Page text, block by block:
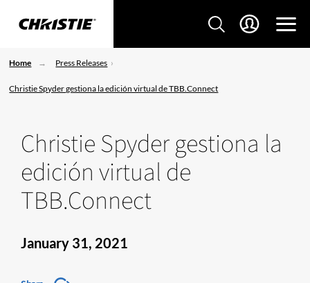
Home Press Releases
Christie Spyder gestiona la edición virtual de TBB.Connect
Christie Spyder gestiona la
edición virtual de
TBB.Connect
January 31, 2021